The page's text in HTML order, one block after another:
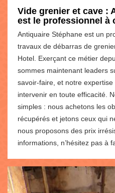
Vide grenier et cave :
est le professionnel à
Antiquaire Stéphane est un
travaux de débarras de
Hotel. Exerçant ce métier
sommes maintenant leaders
savoir-faire, et notre
intervenir en toute efficacité.
simples : nous achetons les
récupérés et jetons ceux qui
nous proposons des prix
informations, n’hésitez pas à